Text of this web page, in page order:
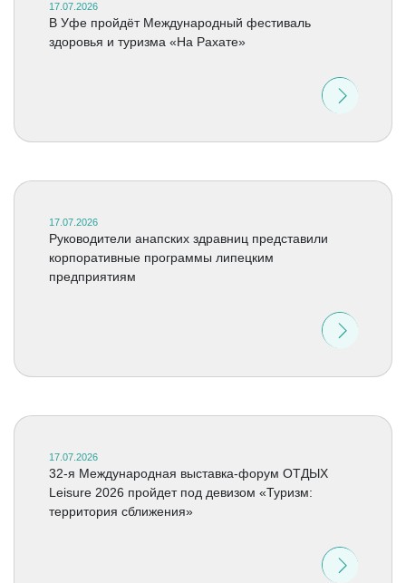
17.07.2026
В Уфе пройдёт Международный фестиваль
здоровья и туризма «На Рахате»
17.07.2026
Руководители анапских здравниц представили
корпоративные программы липецким
предприятиям
17.07.2026
32-я Международная выставка-форум ОТДЫХ
Leisure 2026 пройдет под девизом «Туризм:
территория сближения»